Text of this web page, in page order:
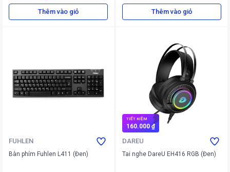
Thêm vào giỏ Thêm vào giỏ
FUHLEN
Bàn phím Fuhlen L411 (Đen)
TIẾT KIỆM
160.000 ₫
DAREU
Tai nghe DareU EH416 RGB (Đen)